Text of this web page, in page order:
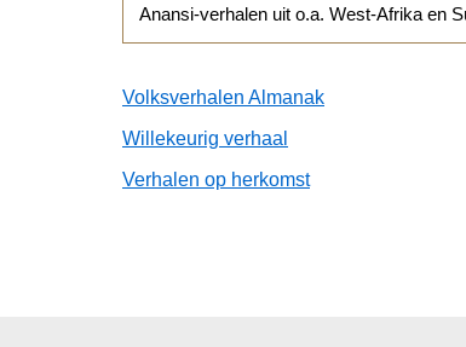
Anansi-verhalen uit o.a. West-Afrika en
Volksverhalen Almanak
Willekeurig verhaal
Verhalen op herkomst